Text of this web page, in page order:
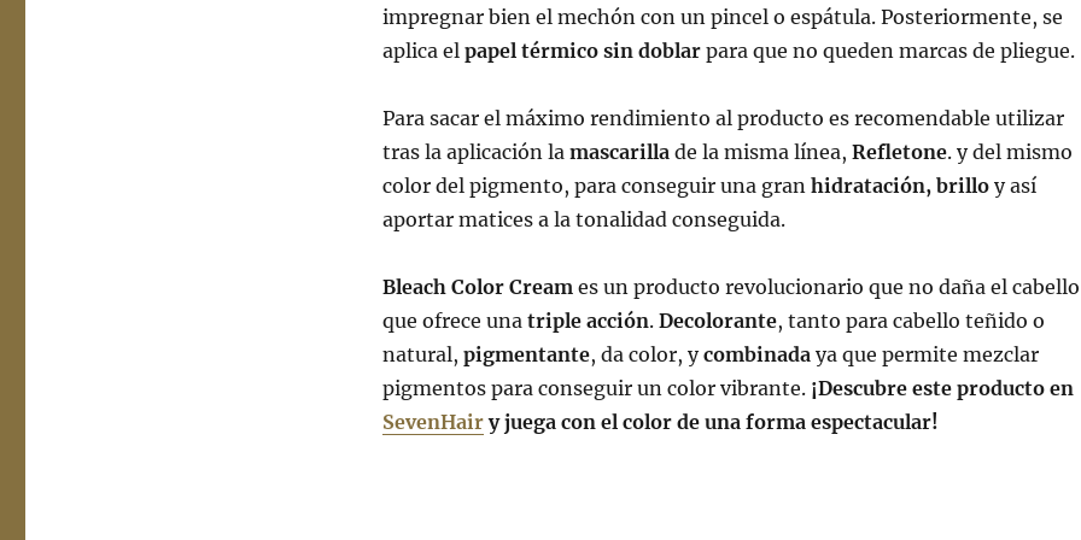
impregnar bien el mechón con un pincel o espátula. Posteriormente, se
aplica el papel térmico sin doblarpara que no queden marcas de pliegue.
Para sacar el máximo rendimiento al producto es recomendable utilizar
tras la aplicación la mascarillade la misma línea, Refletone. y del mismo
color del pigmento, para conseguir una gran hidratación, brilloy así
aportar matices a la tonalidad conseguida.
Bleach Color Creames un producto revolucionario que no daña el
que ofrece una triple acción. Decolorante, tanto para cabello teñido o
natural, pigmentante, da color, ycombinadaya que permite mezclar
pigmentos para conseguir un color vibrante. ¡Descubre este producto en
SevenHairy juega con el color de una forma espectacular!